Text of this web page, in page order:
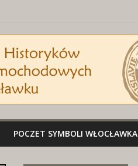
POCZET SYMBOLI WŁOCŁAWKA